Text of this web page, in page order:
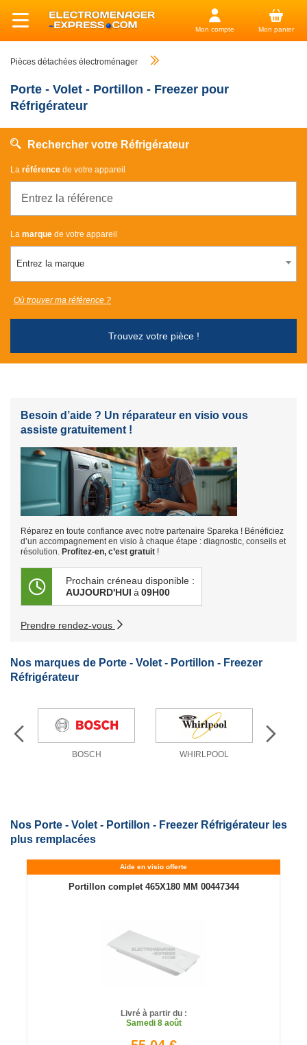
Mon compte Mon panier
Pièces détachées électroménager
Porte - Volet - Portillon - Freezer pour
Réfrigérateur
Rechercher votre Réfrigérateur
La référence de votre appareil
La marque de votre appareil
Entrez la marque
Trouvez votre pièce !
Où trouver ma référence ?
Besoin d’aide ? Un réparateur en visio vous
assiste gratuitement !
Réparez en toute confiance avec notre partenaire Spareka ! Bénéficiez
d’un accompagnement en visio à chaque étape : diagnostic, conseils et
résolution. Profitez-en, c’est gratuit !
Prochain créneau disponible :
AUJOURD'HUI à 09H00
Prendre rendez-vous
Nos marques de Porte - Volet - Portillon - Freezer
Réfrigérateur
BOSCH WHIRLPOOL
Nos Porte - Volet - Portillon - Freezer Réfrigérateur les
plus remplacées
Aide en visio offerte
Portillon complet 465X180 MM 00447344
Livré à partir du :
Samedi8 août